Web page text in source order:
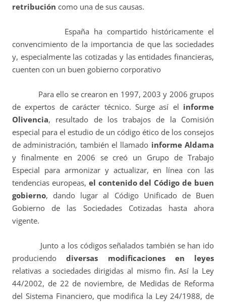
retribución como una de sus causas.
España ha compartido históricamente el
convencimiento de la importancia de que las sociedades
y, especialmente las cotizadas y las entidades financieras,
cuenten con un buen gobierno corporativo
Para ello se crearon en 1997, 2003 y 2006 grupos
de expertos de carácter técnico. Surge así el informe
Olivencia, resultado de los trabajos de la Comisión
especial para el estudio de un código ético de los consejos
de administración, también el llamado informe Aldama
y finalmente en 2006 se creó un Grupo de Trabajo
Especial para armonizar y actualizar, en línea con las
tendencias europeas, el contenido del Código de buen
gobierno, dando lugar al Código Unificado de Buen
Gobierno de las Sociedades Cotizadas hasta ahora
vigente.
Junto a los códigos señalados también se han ido
produciendodiversas modificaciones en leyes
relativas a sociedades dirigidas al mismo fin. Así la Ley
44/2002, de 22 de noviembre, de Medidas de Reforma
del Sistema Financiero, que modifica la Ley 24/1988, de